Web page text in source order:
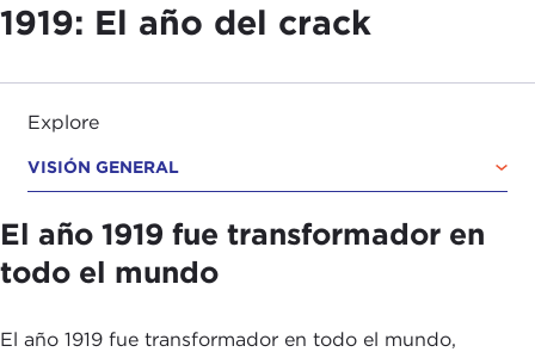
1919: El año del crack
Explore
VISIÓN GENERAL
El año 1919 fue transformador en
todo el mundo
El año 1919 fue transformador en todo el mundo,